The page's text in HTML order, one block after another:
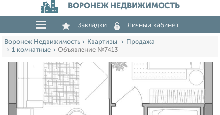
ВОРОНЕЖ НЕДВИЖИМОСТЬ
Закладки Личный кабинет
Воронеж Недвижимость Квартиры
Продажа
1‑комнатные
Объявление №7413